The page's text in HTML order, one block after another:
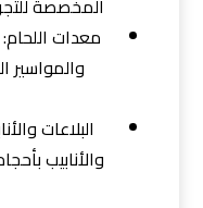
المخصصة
معدات
والمواسير
البلاعات
والأنابيب